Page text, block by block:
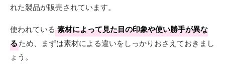
れた製品が販売されています。
使われている 素材によって見た目の印象や使い勝手が異な
るため、まずは素材による違いをしっかりおさえておきまし
ょう。